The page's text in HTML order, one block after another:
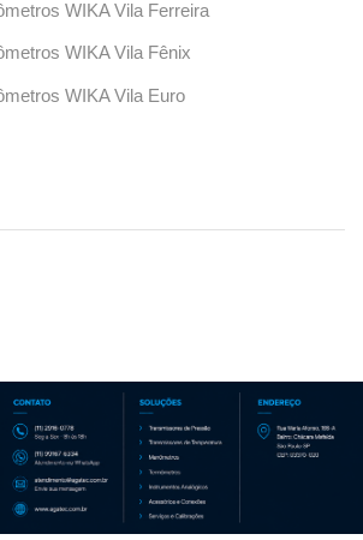
WIKA Vila Ferreira
WIKA Vila Fênix
WIKA Vila Euro